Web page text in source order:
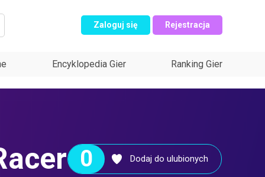
Zaloguj się Rejestracja
Encyklopedia Gier Ranking Gier
0 Dodaj do ulubionych